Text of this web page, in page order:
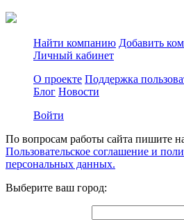
Найти компанию Добавить
Личный кабинет
О проекте Поддержка
Блог Новости
Войти
По вопросам работы сайта пишите
Пользовательское соглашение и
персональных данных.
Выберите ваш город: